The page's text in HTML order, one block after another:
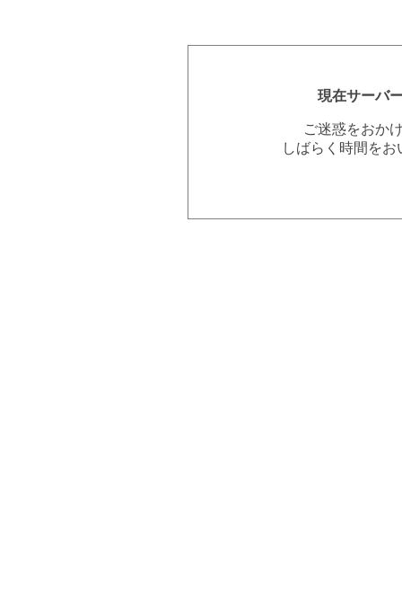
現在サーバ
ご迷惑をおか
しばらく時間を